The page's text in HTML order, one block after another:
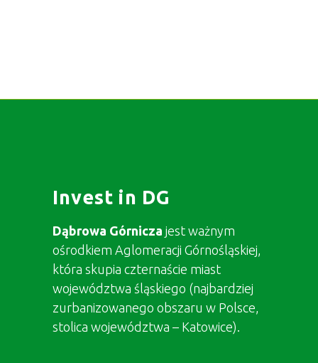
Invest in DG
Dąbrowa Górnicza jest ważnym
ośrodkiem Aglomeracji Górnośląskiej,
która skupia czternaście miast
województwa śląskiego (najbardziej
zurbanizowanego obszaru w Polsce,
stolica województwa – Katowice).